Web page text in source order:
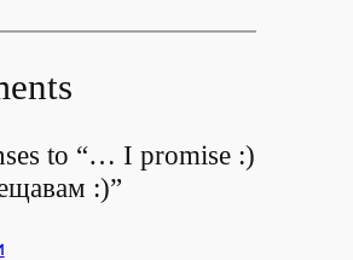
to “… I promise :)
:)”